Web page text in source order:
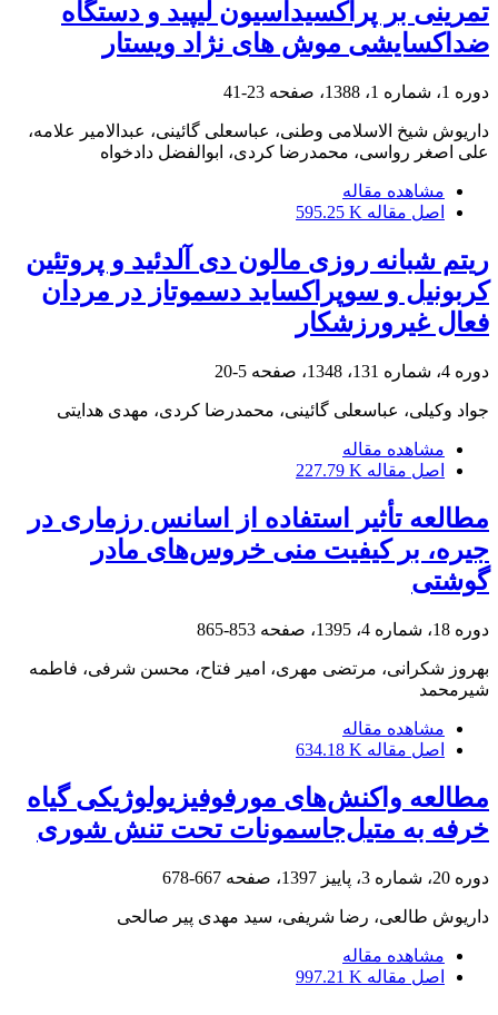
تمرینی بر پراکسیداسیون لیپید و دستگاه
ضداکسایشی موش های نژاد ویستار
دوره 1، شماره 1، 1388، صفحه 23-41
داریوش شیخ الاسلامی وطنی، عباسعلی گائینی، عبدالامیر علامه،
علی اصغر رواسی، محمدرضا کردی، ابوالفضل دادخواه
مشاهده مقاله
اصل مقاله 595.25 K
ریتم شبانه روزی مالون دی آلدئید و پروتئین
کربونیل و سوپراکساید دسموتاز در مردان
فعال غیرورزشکار
دوره 4، شماره 131، 1348، صفحه 5-20
جواد وکیلی، عباسعلی گائینی، محمدرضا کردی، مهدی هدایتی
مشاهده مقاله
اصل مقاله 227.79 K
مطالعه تأثیر استفاده از اسانس رزماری در
جیره، بر کیفیت منی خروس‌های مادر
گوشتی
دوره 18، شماره 4، 1395، صفحه 853-865
بهروز شکرانی، مرتضی مهری، امیر فتاح، محسن شرفی، فاطمه
شیرمحمد
مشاهده مقاله
اصل مقاله 634.18 K
مطالعه واکنش‌های مورفوفیزیولوژیکی گیاه
خرفه به متیل‌جاسمونات تحت تنش شوری
دوره 20، شماره 3، پاییز 1397، صفحه 667-678
داریوش طالعی، رضا شریفی، سید مهدی پیر صالحی
مشاهده مقاله
اصل مقاله 997.21 K